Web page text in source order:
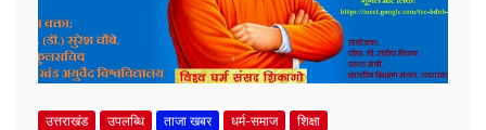
उत्तराखंड उपलब्धि ताजा खबर धर्म-समाज शिक्षा